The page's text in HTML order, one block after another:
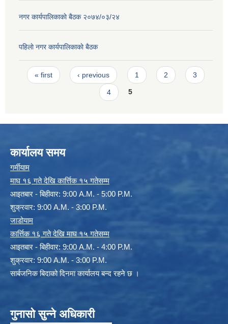
नगर कार्यपालिकाकाे बैठक २०७४/०३/२४
पहिलाे नगर कार्यपालिकाकाे बैठक
Pages
« first ‹ previous 1 2 3
4 5
कार्यालय समय
गर्मीयाम
माघ १६ गते देखि कार्त्तिक १५ गतेसम्म
आइतबार - बिहीवार: 9:00 A.M. - 5:00 P.M.
शुक्रवार: 9:00 A.M. - 3:00 P.M.
जाडोयाम
कार्त्तिक १६ गते देखि माघ १५ गतेसम्म
आइतबार - बिहीवार: 9:00 A.M. - 4:00 P.M.
शुक्रवार: 9:00 A.M. - 3:00 P.M.
सार्बजनिक बिदाको दिनमा कार्यालय बन्द रहने छ ।
गुनासो सुन्ने अधिकारी